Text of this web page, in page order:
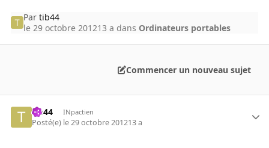
Partib44
le 29 octobre 201213 a dans Ordinateurs portables
Commencer un nouveau sujet
tib44 INpactien
Posté(e) le 29 octobre 201213 a